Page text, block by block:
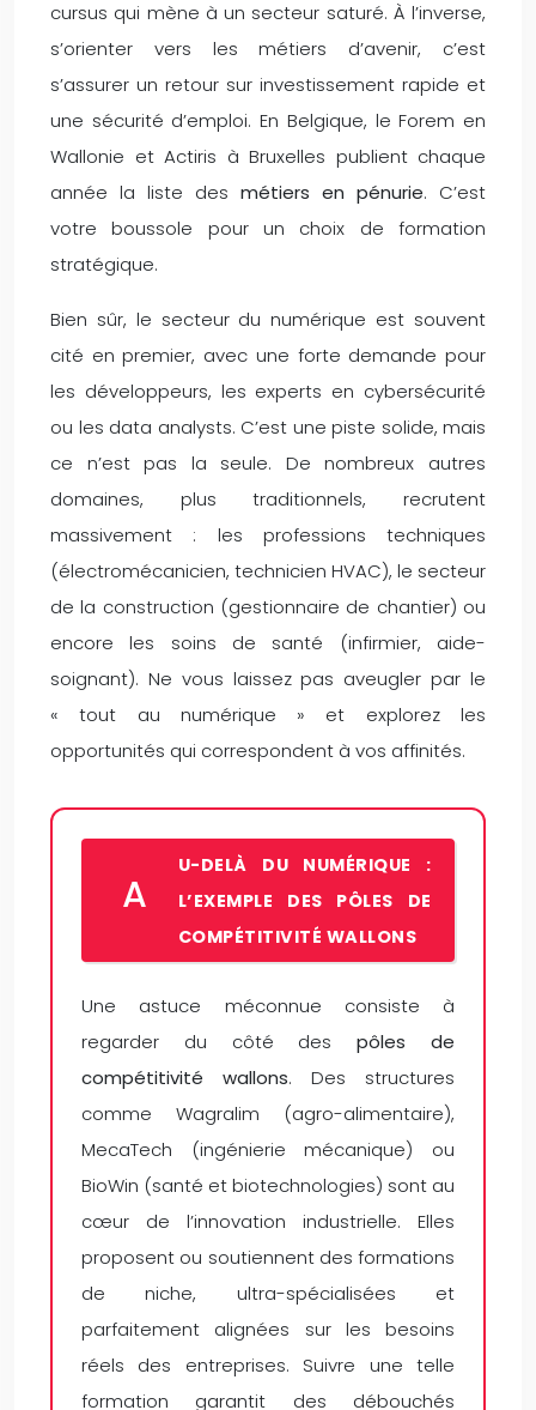
cursus qui mène à un secteur saturé. À l’inverse,
s’orienter vers les métiers d’avenir, c’est
s’assurer un retour sur investissement rapide et
une sécurité d’emploi. En Belgique, le Forem en
Wallonie et Actiris à Bruxelles publient chaque
année la liste des métiers en pénurie. C’est
votre boussole pour un choix de formation
stratégique.
Bien sûr, le secteur du numérique est souvent
cité en premier, avec une forte demande pour
les développeurs, les experts en cybersécurité
ou les data analysts. C’est une piste solide, mais
ce n’est pas la seule. De nombreux autres
domaines, plus traditionnels, recrutent
massivement : les professions techniques
(électromécanicien, technicien HVAC), le secteur
de la construction (gestionnaire de chantier) ou
encore les soins de santé (infirmier, aide-
soignant). Ne vous laissez pas aveugler par le
« tout au numérique » et explorez les
opportunités qui correspondent à vos affinités.
A
U-DELÀ DU NUMÉRIQUE :
L’EXEMPLE DES PÔLES DE
COMPÉTITIVITÉ WALLONS
Une astuce méconnue consiste à
regarder du côté despôles de
compétitivité wallons. Des structures
comme Wagralim (agro-alimentaire),
MecaTech (ingénierie mécanique) ou
BioWin (santé et biotechnologies) sont au
cœur de l’innovation industrielle. Elles
proposent ou soutiennent des formations
de niche, ultra-spécialisées et
parfaitement alignées sur les besoins
réels des entreprises. Suivre une telle
formation garantit des débouchés